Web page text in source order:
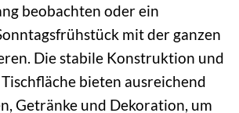
beobachten oder ein
mit der ganzen
Die stabile Konstruktion und
bieten ausreichend
Getränke und Dekoration, um